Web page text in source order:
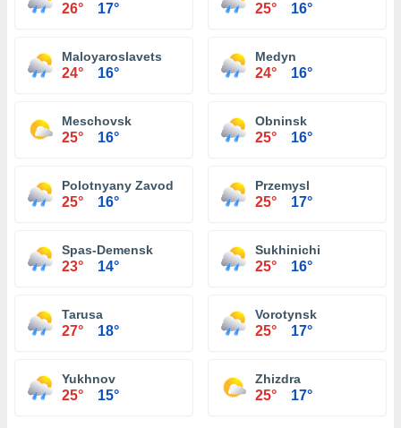
26° 17° 25° 16°
Maloyaroslavets
24° 16°
Medyn
24° 16°
Meschovsk
25° 16°
Obninsk
25° 16°
Polotnyany Zavod
25° 16°
Przemysl
25° 17°
Spas-Demensk
23° 14°
Sukhinichi
25° 16°
Tarusa
27° 18°
Vorotynsk
25° 17°
Yukhnov
25° 15°
Zhizdra
25° 17°